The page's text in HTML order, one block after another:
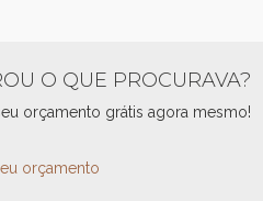
O QUE PROCURAVA?
orçamento grátis agora mesmo!
orçamento